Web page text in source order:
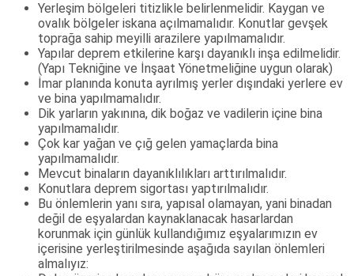
Yerleşim bölgeleri titizlikle belirlenmelidir. Kaygan ve
ovalık bölgeler iskana açılmamalıdır. Konutlar gevşek
toprağa sahip meyilli arazilere yapılmamalıdır.
Yapılar deprem etkilerine karşı dayanıklı inşa edilmelidir.
(Yapı Tekniğine ve İnşaat Yönetmeliğine uygun olarak)
İmar planında konuta ayrılmış yerler dışındaki yerlere ev
ve bina yapılmamalıdır.
Dik yarların yakınına, dik boğaz ve vadilerin içine bina
yapılmamalıdır.
Çok kar yağan ve çığ gelen yamaçlarda bina
yapılmamalıdır.
Mevcut binaların dayanıklılıkları arttırılmalıdır.
Konutlara deprem sigortası yaptırılmalıdır.
Bu önlemlerin yanı sıra, yapısal olamayan, yani binadan
değil de eşyalardan kaynaklanacak hasarlardan
korunmak için günlük kullandığımız eşyalarımızın ev
içerisine yerleştirilmesinde aşağıda sayılan önlemleri
almalıyız: